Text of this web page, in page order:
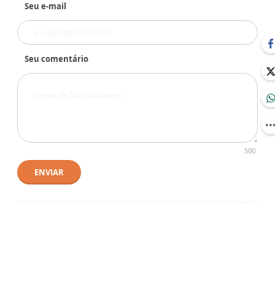
Seu e-mail
Seu comentário
500
ENVIAR